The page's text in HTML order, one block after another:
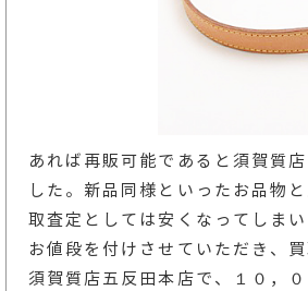
あれば再販可能であると須賀質
した。新品同様といったお品物
取査定としては安くなってしま
お値段を付けさせていただき、買
須賀質店五反田本店で、１０，